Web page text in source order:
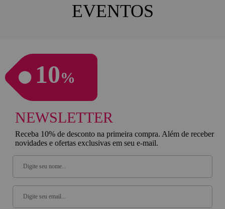
EVENTOS
10%
NEWSLETTER
Receba 10% de desconto na primeira compra. Além de receber
novidades e ofertas exclusivas em seu e-mail.